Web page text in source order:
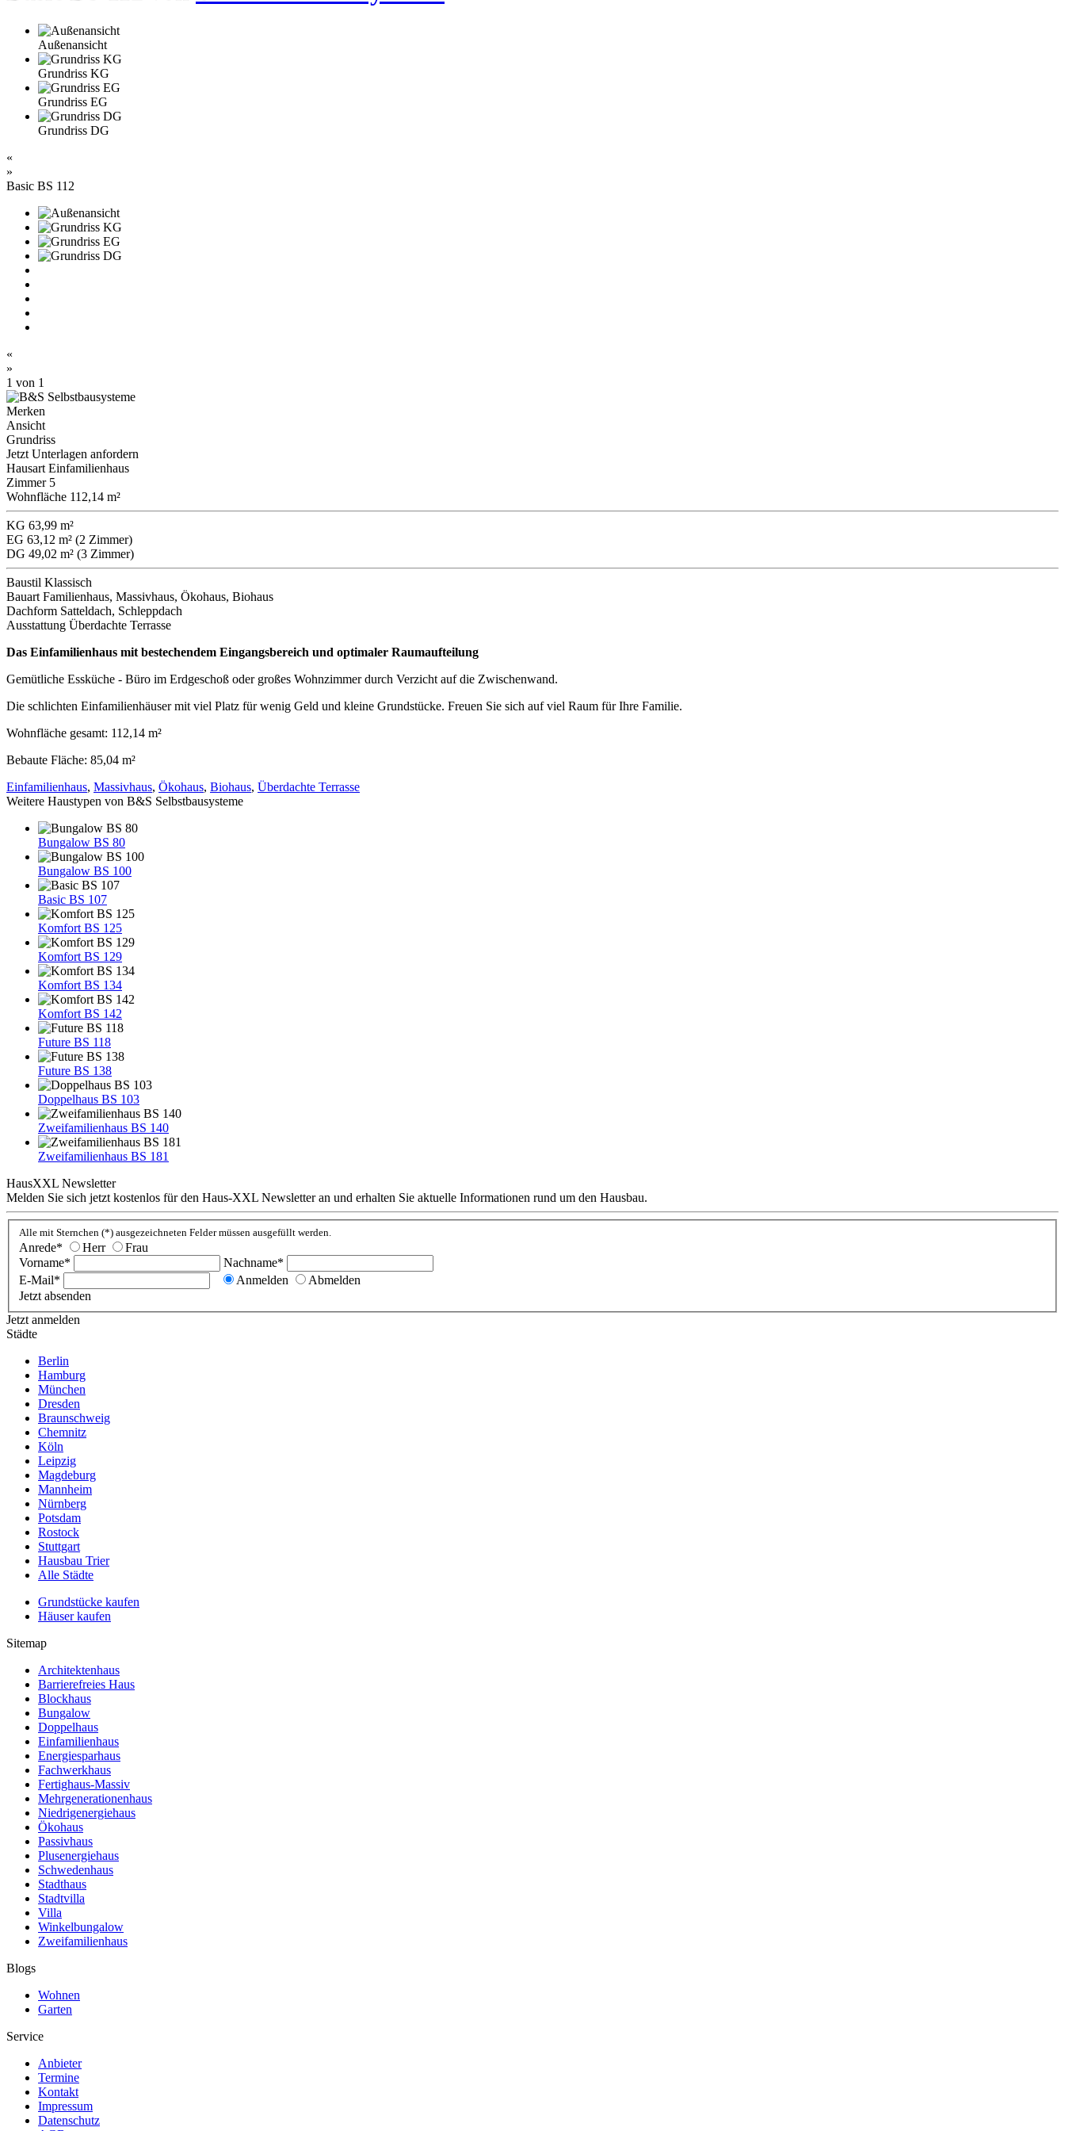
Außenansicht
Grundriss KG
Grundriss EG
Grundriss DG
«
»
Basic BS 112
«
»
1 von 1
Merken
Ansicht
Grundriss
Jetzt Unterlagen anfordern
Hausart Einfamilienhaus
Zimmer 5
Wohnfläche 112,14 m²
KG 63,99 m²
EG 63,12 m² (2 Zimmer)
DG 49,02 m² (3 Zimmer)
Baustil Klassisch
Bauart Familienhaus, Massivhaus, Ökohaus, Biohaus
Dachform Satteldach, Schleppdach
Ausstattung Überdachte Terrasse
Das Einfamilienhaus mit bestechendem Eingangsbereich und optimaler Raumaufteilung
Gemütliche Essküche - Büro im Erdgeschoß oder großes Wohnzimmer durch Verzicht auf die Zwischenwand.
Die schlichten Einfamilienhäuser mit viel Platz für wenig Geld und kleine Grundstücke. Freuen Sie sich auf viel Raum für Ihre Familie.
Wohnfläche gesamt: 112,14 m²
Bebaute Fläche: 85,04 m²
Einfamilienhaus, Massivhaus, Ökohaus, Biohaus, Überdachte Terrasse
Weitere Haustypen von B&S Selbstbausysteme
Bungalow BS 80
Bungalow BS 100
Basic BS 107
Komfort BS 125
Komfort BS 129
Komfort BS 134
Komfort BS 142
Future BS 118
Future BS 138
Doppelhaus BS 103
Zweifamilienhaus BS 140
Zweifamilienhaus BS 181
HausXXL Newsletter
Melden Sie sich jetzt kostenlos für den Haus-XXL Newsletter an und erhalten Sie aktuelle Informationen rund um den Hausbau.
Alle mit Sternchen (*) ausgezeichneten Felder müssen ausgefüllt werden.
Anrede* Herr
Frau
Vorname*
Nachname*
E-Mail*
Anmelden
Abmelden
Jetzt absenden
Jetzt anmelden
Städte
Berlin
Hamburg
München
Dresden
Braunschweig
Chemnitz
Köln
Leipzig
Magdeburg
Mannheim
Nürnberg
Potsdam
Rostock
Stuttgart
Hausbau Trier
Alle Städte
Grundstücke kaufen
Häuser kaufen
Sitemap
Architektenhaus
Barrierefreies Haus
Blockhaus
Bungalow
Doppelhaus
Einfamilienhaus
Energiesparhaus
Fachwerkhaus
Fertighaus-Massiv
Mehrgenerationenhaus
Niedrigenergiehaus
Ökohaus
Passivhaus
Plusenergiehaus
Schwedenhaus
Stadthaus
Stadtvilla
Villa
Winkelbungalow
Zweifamilienhaus
Blogs
Wohnen
Garten
Service
Anbieter
Termine
Kontakt
Impressum
Datenschutz